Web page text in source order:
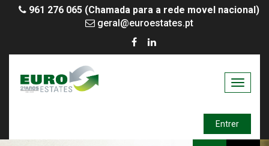
961 276 065 (Chamada para a rede movel nacional)
geral@euroestates.pt
Toggle
Entrer